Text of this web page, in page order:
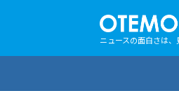
ニュースの面白さは